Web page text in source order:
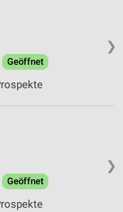
❯
Geöffnet
❯
Geöffnet